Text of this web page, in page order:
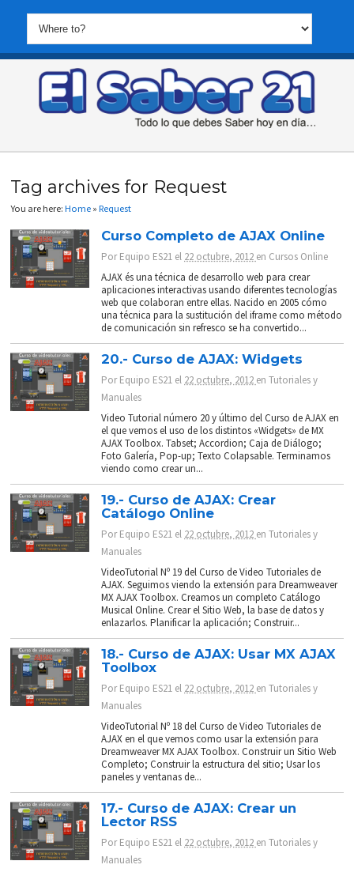
Tag archives for Request
You are here:Home »Request
Curso Completo de AJAX Online
PorEquipo ES21 el 22 octubre, 2012 en Cursos Online
AJAX és una técnica de desarrollo web para crear
aplicaciones interactivas usando diferentes tecnologías
web que colaboran entre ellas. Nacido en 2005 cómo
una técnica para la sustitución del iframe como método
de comunicación sin refresco se ha convertido...
20.- Curso de AJAX: Widgets
PorEquipo ES21 el 22 octubre, 2012 enTutoriales y
Manuales
Video Tutorial número 20 y último del Curso de AJAX en
el que vemos el uso de los distintos «Widgets» de MX
AJAX Toolbox. Tabset; Accordion; Caja de Diálogo;
Foto Galería, Pop-up; Texto Colapsable. Terminamos
viendo como crear un...
19.- Curso de AJAX: Crear
Catálogo Online
PorEquipo ES21 el 22 octubre, 2012 enTutoriales y
Manuales
VideoTutorial Nº 19 del Curso de Video Tutoriales de
AJAX. Seguimos viendo la extensión para Dreamweaver
MX AJAX Toolbox. Creamos un completo Catálogo
Musical Online. Crear el Sitio Web, la base de datos y
enlazarlos. Planificar la aplicación; Construir...
18.- Curso de AJAX: Usar MX AJAX
Toolbox
PorEquipo ES21 el 22 octubre, 2012 enTutoriales y
Manuales
VideoTutorial Nº 18 del Curso de Video Tutoriales de
AJAX en el que vemos como usar la extensión para
Dreamweaver MX AJAX Toolbox. Construir un Sitio Web
Completo; Construir la estructura del sitio; Usar los
paneles y ventanas de...
17.- Curso de AJAX: Crear un
Lector RSS
PorEquipo ES21 el 22 octubre, 2012 enTutoriales y
Manuales